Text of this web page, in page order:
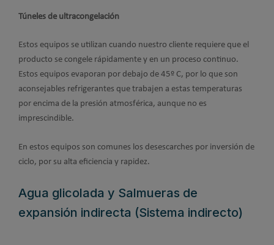
Túneles de ultracongelación
Estos equipos se utilizan cuando nuestro cliente requiere que el
producto se congele rápidamente y en un proceso continuo.
Estos equipos evaporan por debajo de 45º C, por lo que son
aconsejables refrigerantes que trabajen a estas temperaturas
por encima de la presión atmosférica, aunque no es
imprescindible.
En estos equipos son comunes los desescarches por inversión de
ciclo, por su alta eficiencia y rapidez.
Agua glicolada y Salmueras de
expansión indirecta (Sistema indirecto)